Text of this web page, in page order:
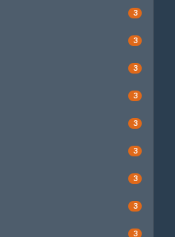
3
3
3
3
3
3
3
3
3